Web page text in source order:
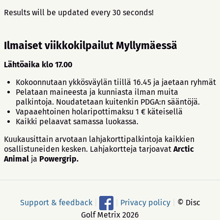
Results will be updated every 30 seconds!
Ilmaiset viikkokilpailut Myllymäessä
Lähtöaika klo 17.00
Kokoonnutaan ykkösväylän tiillä 16.45 ja jaetaan ryhmät
Pelataan maineesta ja kunniasta ilman muita
palkintoja. Noudatetaan kuitenkin PDGA:n sääntöjä.
Vapaaehtoinen holaripottimaksu 1 € käteisellä
Kaikki pelaavat samassa luokassa.
Kuukausittain arvotaan lahjakorttipalkintoja kaikkien
osallistuneiden kesken. Lahjakortteja tarjoavat Arctic
Animal ja Powergrip.
Support & feedback Privacy policy
© Disc
Golf Metrix 2026